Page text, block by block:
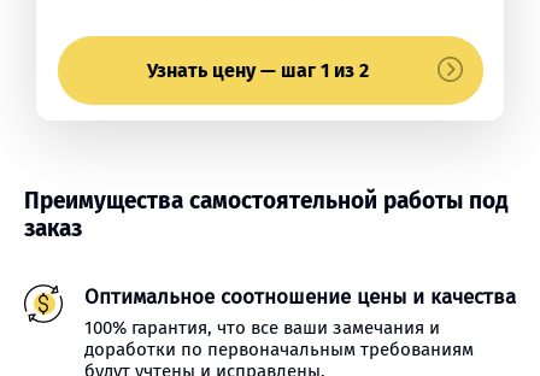
Узнать цену — шаг 1 из 2
Преимущества самостоятельной работы под
заказ
Оптимальное соотношение цены и качества
100% гарантия, что все ваши замечания и
доработки по первоначальным требованиям
будут учтены и исправлены.